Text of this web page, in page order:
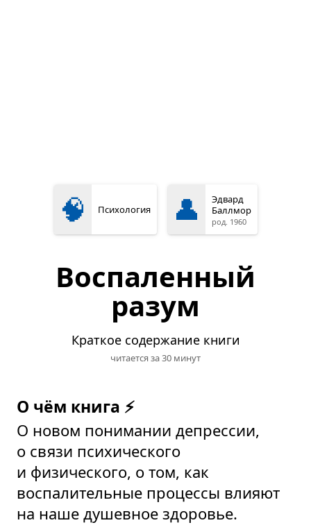
🧠 Психология 👤
Эдвард
Баллмор
род. 1960
Воспаленный
разум
Краткое содержание книги
читается за 30 минут
О чём книга ⚡
О новом понимании депрессии,
о связи психического
и физического, о том, как
воспалительные процессы влияют
на наше душевное здоровье.